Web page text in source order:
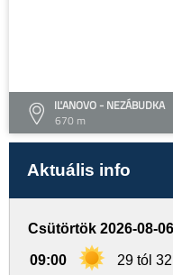
IĽANOVO - NEZÁBUDKA
670 m
Aktuális info
Csütörtök 2026-08-
09:00 29 tól 32